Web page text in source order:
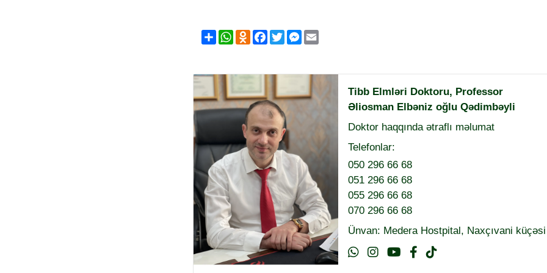
ShareWhatsApp
Odnoklassniki
Facebook
TwitterMessenger
Tibb Elmləri Doktoru, Professor
Əliosman Elbəniz oğlu Qədimbəyli
Doktor haqqında ətraflı məlumat
Telefonlar:
050 296 66 68
051 296 66 68
055 296 66 68
070 296 66 68
Ünvan: Medera Hostpital, Naxçıvani